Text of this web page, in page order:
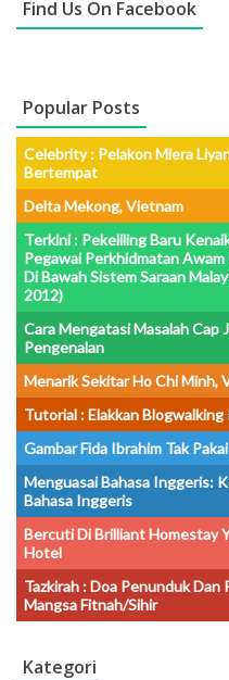
Find Us On Facebook
Popular Posts
Celebrity : Pelakon Miera
Bertempat
Delta Mekong, Vietnam
Terkini : Pekeliling Baru
Pegawai Perkhidmatan
Di Bawah Sistem Saraan
2012)
Cara Mengatasi Masalah Cap
Pengenalan
Menarik Sekitar Ho Chi Minh,
Tutorial : Elakkan Blogwalking
Gambar Fida Ibrahim Tak
Menguasai Bahasa Inggeris:
Bahasa Inggeris
Bercuti Di Brilliant Homestay
Hotel
Tazkirah : Doa Penunduk Dan
Mangsa Fitnah/sihir
Kategori